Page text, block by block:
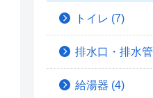
トイレ (7)
排水口・排水管
給湯器 (4)